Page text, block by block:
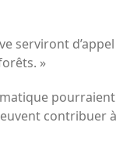
serviront
»
contribuer